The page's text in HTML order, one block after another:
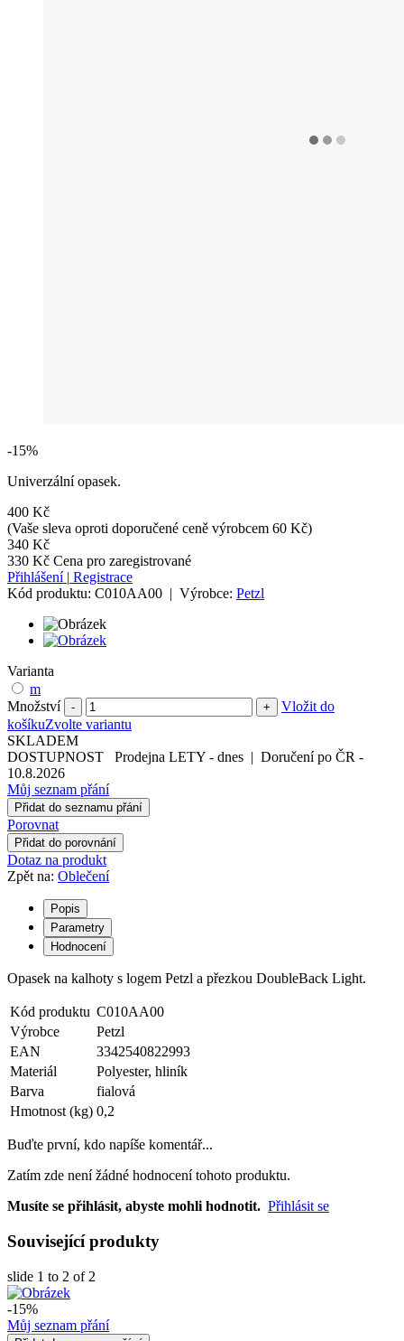
-15%
Univerzální opasek.
400 Kč
(Vaše sleva oproti doporučené ceně výrobcem 60 Kč)
340 Kč
330 Kč Cena pro zaregistrované
Přihlášení | Registrace
Kód produktu: C010AA00 | Výrobce: Petzl
Varianta
m
Množství
- +
Vložit do
košíkuZvolte variantu
SKLADEM
DOSTUPNOST
Prodejna LETY - dnes | Doručení po ČR -
10.8.2026
Můj seznam přání
Přidat do seznamu přání
Porovnat
Přidat do porovnání
Dotaz na produkt
Zpět na: Oblečení
Popis
Parametry
Hodnocení
Opasek na kalhoty s logem Petzl a přezkou DoubleBack Light.
Kód produktu C010AA00
Výrobce
Petzl
EAN
3342540822993
Materiál
Polyester, hliník
Barva
fialová
Hmotnost (kg) 0,2
Buďte první, kdo napíše komentář...
Zatím zde není žádné hodnocení tohoto produktu.
Musíte se přihlásit, abyste mohli hodnotit. Přihlásit se
Související produkty
slide 1 to 2 of 2
-15%
Můj seznam přání